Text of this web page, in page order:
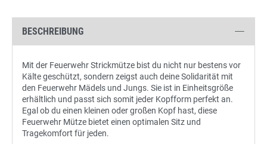
BESCHREIBUNG
Mit der Feuerwehr Strickmütze bist du nicht nur bestens vor
Kälte geschützt, sondern zeigst auch deine Solidarität mit
den Feuerwehr Mädels und Jungs. Sie ist in Einheitsgröße
erhältlich und passt sich somit jeder Kopfform perfekt an.
Egal ob du einen kleinen oder großen Kopf hast, diese
Feuerwehr Mütze bietet einen optimalen Sitz und
Tragekomfort für jeden.